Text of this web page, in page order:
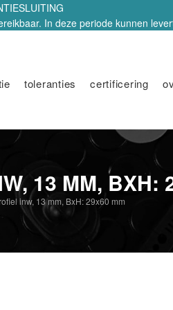
In deze periode kunnen
toleranties certificering
13 MM, BXH:
inw, 13 mm, BxH: 29x60 mm